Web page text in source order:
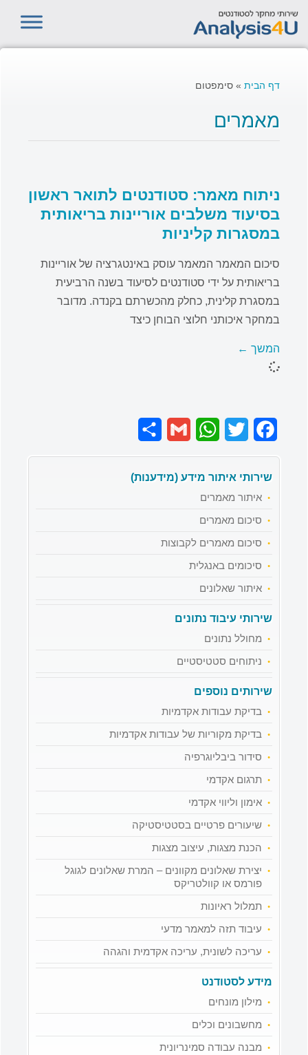
Facebook
Twitter
WhatsApp
Gmail
שירותי איתור מידע (מידענות)
איתור מאמרים
סיכום מאמרים
סיכום מאמרים לקבוצות
סיכומים באנגלית
איתור שאלונים
שירותי עיבוד נתונים
מחולל נתונים
ניתוחים סטטיסטיים
שירותים נוספים
בדיקת עבודות אקדמיות
בדיקת מקוריות של עבודות אקדמיות
סידור ביבליוגרפיה
תרגום אקדמי
אימון וליווי אקדמי
שיעורים פרטיים בסטטיסטיקה
הכנת מצגות, עיצוב מצגות
יצירת שאלונים מקוונים – המרת שאלונים לגוגל
פורמס או קוולטריקס
תמלול ראיונות
עיבוד תזה למאמר מדעי
עריכה לשונית, עריכה אקדמית והגהה
מידע לסטודנט
מילון מונחים
מחשבונים וכלים
מבנה עבודה סמינריונית
דף הבית » סימפטום
מאמרים
ניתוח מאמר: סטודנטים לתואר ראשון
בסיעוד משלבים אוריינות בריאותית
במסגרות קליניות
סיכום המאמר המאמר עוסק באינטגרציה של אוריינות
בריאותית על ידי סטודנטים לסיעוד בשנה הרביעית
במסגרת קלינית, כחלק מהכשרתם בקנדה. מדובר
במחקר איכותני חלוצי הבוחן כיצד
המשך ←